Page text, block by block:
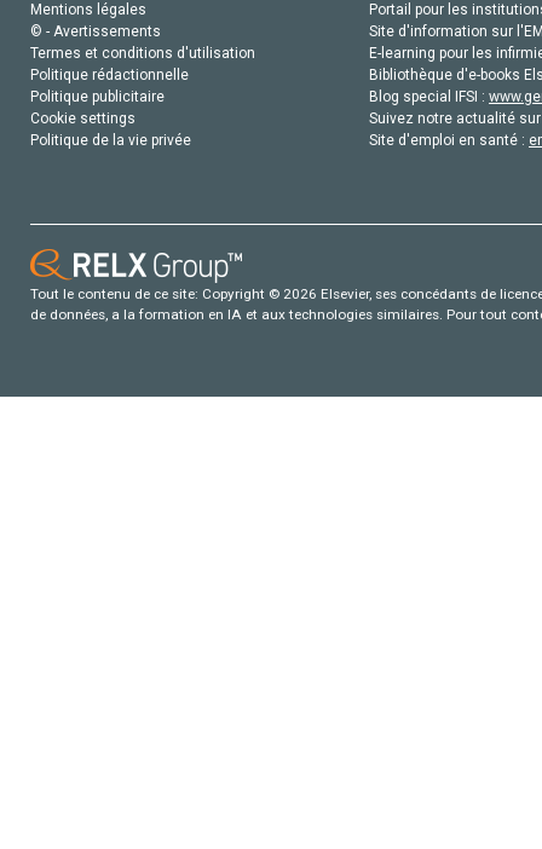
Mentions légales
© - Avertissements
Termes et conditions d'utilisation
Politique rédactionnelle
Politique publicitaire
Cookie settings
Politique de la vie privée
Portail pour les
Site d'information sur
E-learning pour les
Bibliothèque d'e-books
Blog special IFSI :
Suivez notre actualité
Site d'emploi en santé :
Tout le contenu de ce site: Copyright © 2026 Elsevier, ses concédants de
de données, a la formation en IA et aux technologies similaires. Pour tout